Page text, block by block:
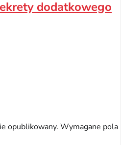
dodatkowego
opublikowany. Wymagane pola